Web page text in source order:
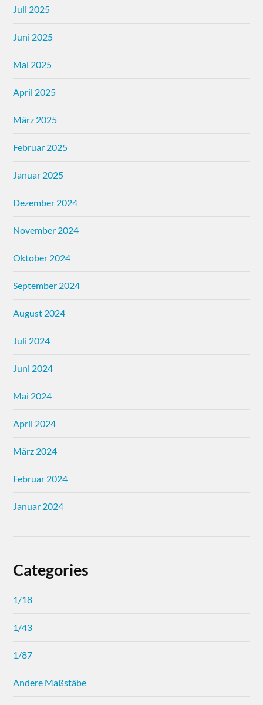
Juli 2025
Juni 2025
Mai 2025
April 2025
März 2025
Februar 2025
Januar 2025
Dezember 2024
November 2024
Oktober 2024
September 2024
August 2024
Juli 2024
Juni 2024
Mai 2024
April 2024
März 2024
Februar 2024
Januar 2024
Categories
1/18
1/43
1/87
Andere Maßstäbe